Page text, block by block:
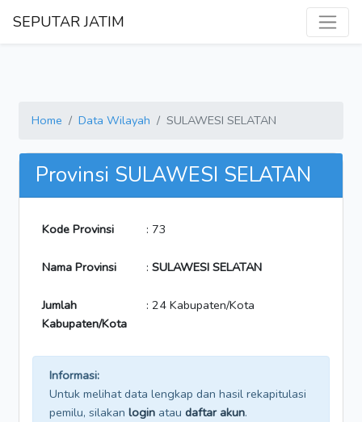
SEPUTAR JATIM
Home Data Wilayah SULAWESI SELATAN
Provinsi SULAWESI SELATAN
Kode Provinsi : 73
Nama Provinsi : SULAWESI SELATAN
Jumlah
Kabupaten/Kota
: 24 Kabupaten/Kota
Informasi:
Untuk melihat data lengkap dan hasil rekapitulasi
pemilu, silakan login atau daftar akun.